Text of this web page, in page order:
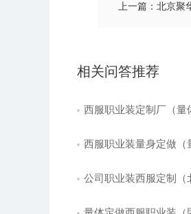
上一篇：北京聚
相关问答推荐
西服职业装定制厂（量
西服职业装量身定做（
公司职业装西服定制（